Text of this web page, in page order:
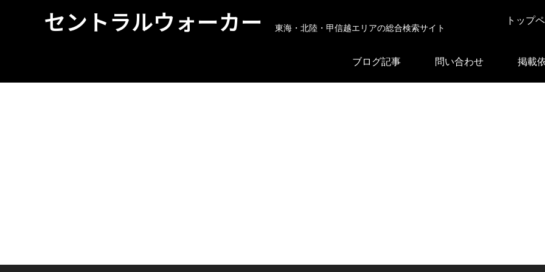
セントラルウォーカー 東海・北陸・甲信越エリアの総合検索サイト
トップ
ブログ記事 問い合わせ 掲載